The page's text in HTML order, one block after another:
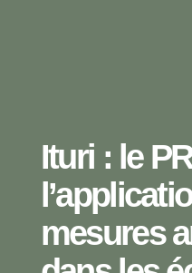
Ituri : le
mesures